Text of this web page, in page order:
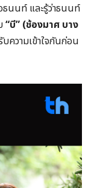
ธนนท์ และรู้ว่าธนนท์
“บี” (ช้องมาศ บาง
วามเข้าใจกันก่อน